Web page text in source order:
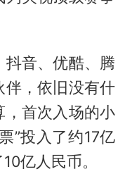
音、优酷、腾
伴，依旧没有什
，首次入场的小
”投入了约17亿
亿人民币。